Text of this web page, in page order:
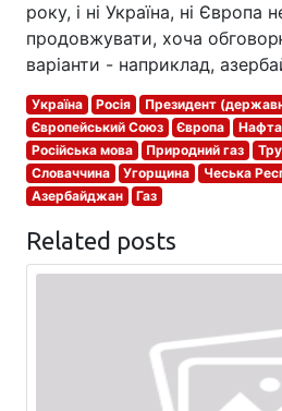
року, і ні Україна, ні Європа
продовжувати, хоча
варіанти - наприклад,
Україна Росія
Президент
Європейський Союз
Європа Нафта
Російська мова
Природний газ
Словаччина
Угорщина Чеська
Азербайджан
Газ
Related posts